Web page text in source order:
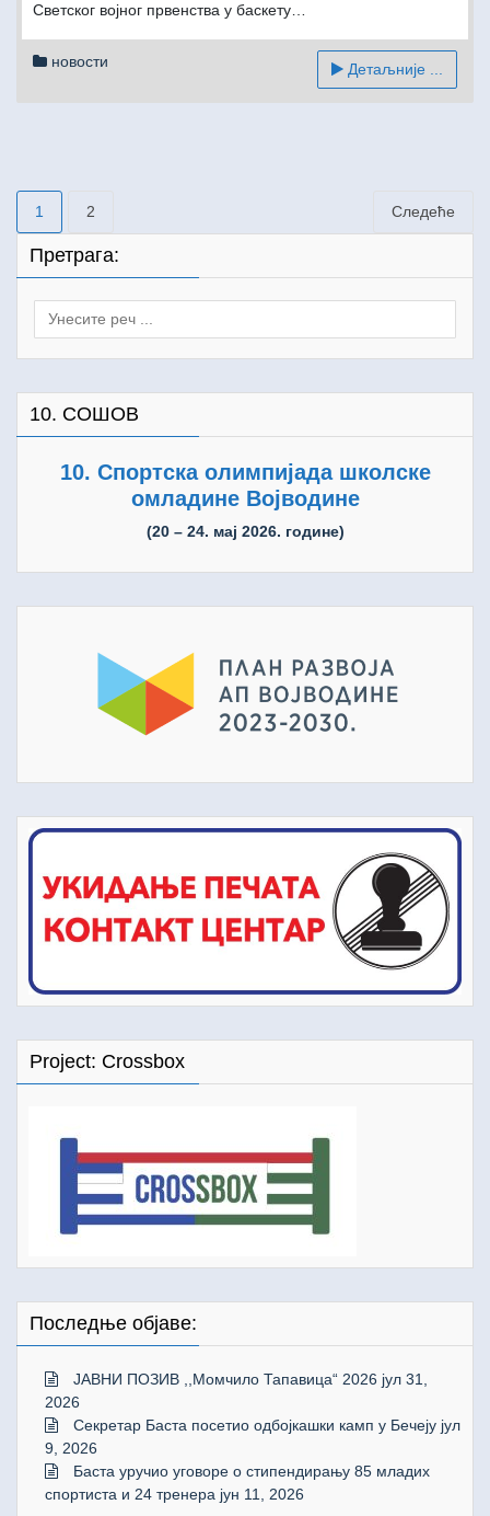
Светског војног првенства у баскету…
новости Детаљније ...
Пагинација
чланака
1 2 Следеће
Претрага:
Search
10. СОШОВ
10. Спортска олимпијада школске
омладине Војводине
(20 – 24. мај 2026. године)
Project: Crossbox
Последње објаве:
ЈАВНИ ПОЗИВ ,,Момчило Тапавица“ 2026 јул 31,
2026
Секретар Баста посетио одбојкашки камп у Бечеју јул
9, 2026
Баста уручио уговоре о стипендирању 85 младих
спортиста и 24 тренера јун 11, 2026